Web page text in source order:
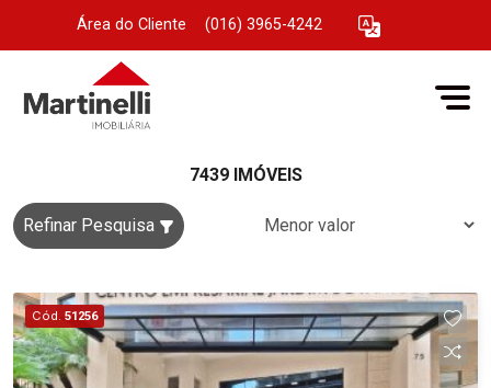
Área do Cliente (016) 3965-4242
7439 IMÓVEIS
Refinar Pesquisa
Cód. 51256